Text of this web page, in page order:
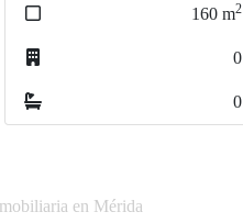
160 m2
0
0
en Mérida